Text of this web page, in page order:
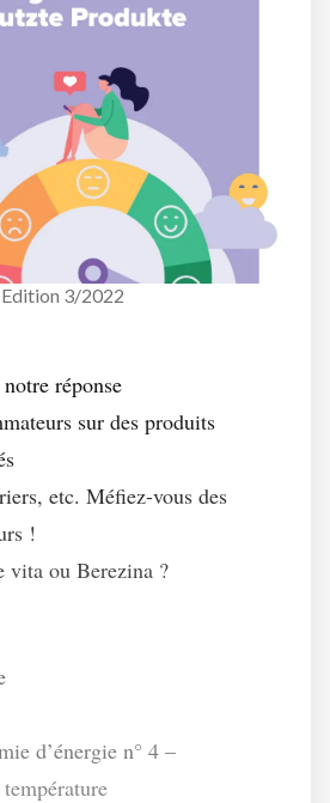
Edition 3/2022
réponse
sur des produits
etc. Méfiez-vous des
!
vita ou Berezina ?
d’énergie n° 4 –